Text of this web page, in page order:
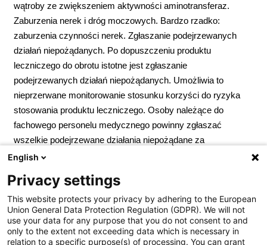
wątroby ze zwiększeniem aktywności aminotransferaz.
Zaburzenia nerek i dróg moczowych. Bardzo rzadko:
zaburzenia czynności nerek. Zgłaszanie podejrzewanych
działań niepożądanych. Po dopuszczeniu produktu
leczniczego do obrotu istotne jest zgłaszanie
podejrzewanych działań niepożądanych. Umożliwia to
nieprzerwane monitorowanie stosunku korzyści do ryzyka
stosowania produktu leczniczego. Osoby należące do
fachowego personelu medycznego powinny zgłaszać
wszelkie podejrzewane działania niepożądane za
pośrednictwem Departamentu Monitorowania
Rejestracji Produktów Leczniczych, Wyrobów Medycznych
i Produktów Biobójczych; Al. Jerozolimskie 181C; 02-222
Warszawa; Tel.:+ 48 22 49 21 301; Faks:+ 48 22 49 21 309
Strona internetowa: https://smz.ezdrowie.gov.pl. Działania
English
Privacy settings
This website protects your privacy by adhering to the European
Union General Data Protection Regulation (GDPR). We will not
use your data for any purpose that you do not consent to and
only to the extent not exceeding data which is necessary in
relation to a specific purpose(s) of processing. You can grant